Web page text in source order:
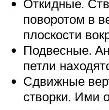
Откидные.
поворотом в
плоскости
Подвесные.
петли
Сдвижные
створки. Ими